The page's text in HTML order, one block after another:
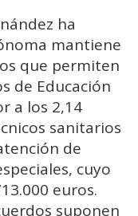
ha
mantiene
que permiten
de Educación
a los 2,14
sanitarios
de
cuyo
euros.
suponen